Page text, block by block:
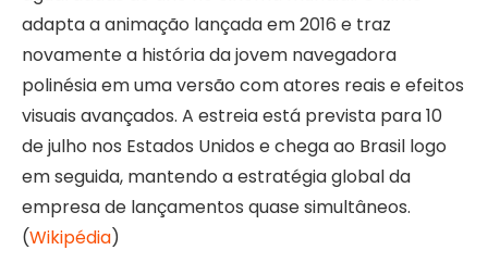
adapta a animação lançada em 2016 e traz
novamente a história da jovem navegadora
polinésia em uma versão com atores reais e efeitos
visuais avançados. A estreia está prevista para 10
de julho nos Estados Unidos e chega ao Brasil logo
em seguida, mantendo a estratégia global da
empresa de lançamentos quase simultâneos.
(Wikipédia)